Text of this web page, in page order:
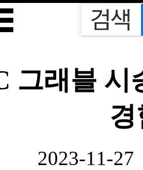
그래블 시
2023-11-27